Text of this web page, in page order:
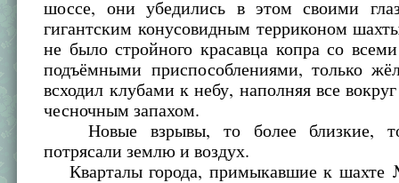
шоссе, они убедились в этом своими
гигантским конусовидным терриконом
не было стройного красавца копра со
подъёмными приспособлениями, только
всходил клубами к небу, наполняя все
чесночным запахом.
Новые взрывы, то более близкие, то
потрясали землю и воздух.
Кварталы города, примыкавшие к